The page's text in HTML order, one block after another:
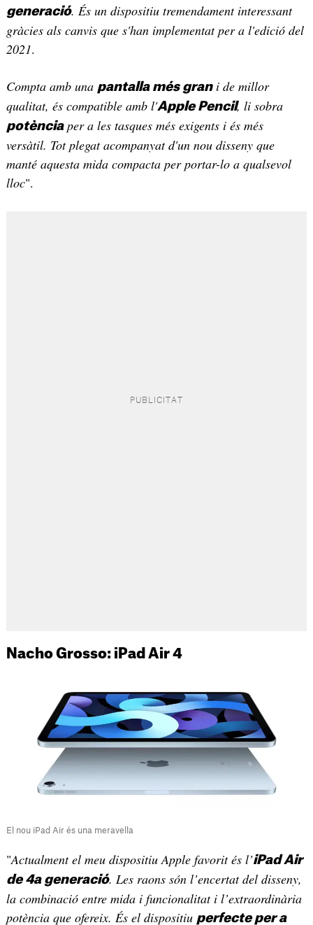
generació. És un dispositiu tremendament interessant
gràcies als canvis que s'han implementat per a l'edició del
2021.
Compta amb una pantalla més grani de millor
qualitat, és compatible amb l'Apple Pencil, li sobra
potènciaper a les tasques més exigents i és més
versàtil. Tot plegat acompanyat d'un nou disseny que
manté aquesta mida compacta per portar-lo a qualsevol
lloc".
Nacho Grosso: iPad Air 4
El nou iPad Air és una meravella
"Actualment el meu dispositiu Apple favorit és l’iPad Air
de 4a generació. Les raons són l’encertat del disseny,
la combinació entre mida i funcionalitat i l’extraordinària
potència que ofereix. És el dispositiu perfecte per a